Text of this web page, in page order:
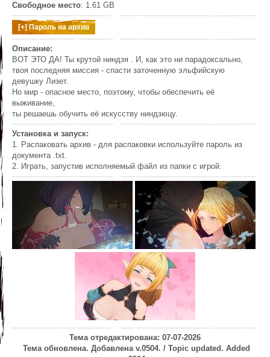
Свободное место: 1.61 GB
Описание:
ВОТ ЭТО ДА! Ты крутой ниндзя . И, как это ни парадоксально,
твоя последняя миссия - спасти заточенную эльфийскую
девушку Лизет.
Но мир - опасное место, поэтому, чтобы обеспечить её
выживание,
ты решаешь обучить её искусству ниндзюцу.
Установка и запуск:
1. Распаковать архив - для распаковки используйте пароль из
документа .txt.
2. Играть, запустив исполняемый файл из папки с игрой.
Тема отредактирована: 07-07-2026
Тема обновлена. Добавлена v.0504. / Topic updated. Added